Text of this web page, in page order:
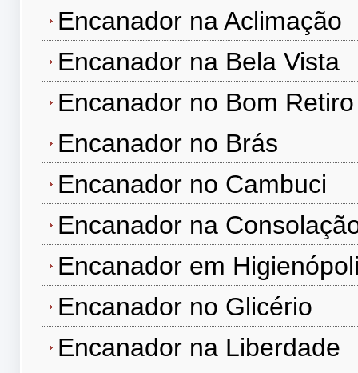
Encanador na Aclimação
Encanador na Bela Vista
Encanador no Bom Retiro
Encanador no Brás
Encanador no Cambuci
Encanador na
Encanador em
Encanador no Glicério
Encanador na Liberdade